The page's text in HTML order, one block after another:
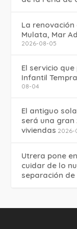
La
Mulata, Mar
2026-08-05
El servicio
Infantil
08-04
El antiguo
será una gran
viviendas 2026-
Utrera pone
cuidar de lo
separación de